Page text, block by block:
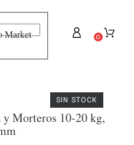
0
SIN STOCK
Morteros 10-20 kg,